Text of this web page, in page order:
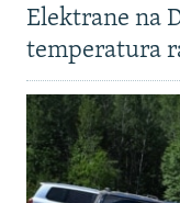
Elektrane na
temperatura